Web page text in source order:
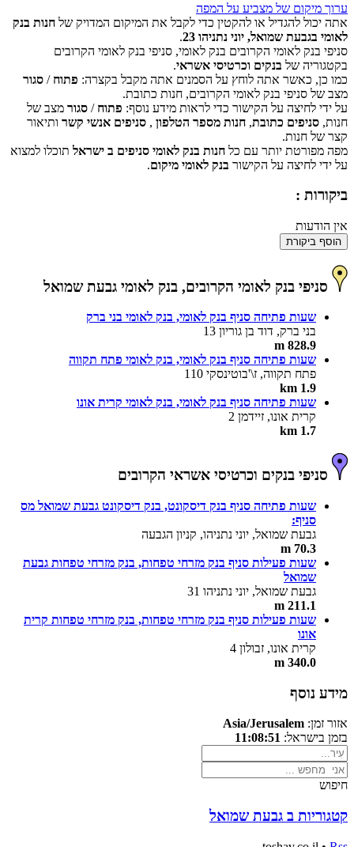
‏דף זה לא יכול לטעון את מפות Google כראוי.
האם האתר הזה בבעלותך? אישור
ערוך מיקום של מצביע על המפה
אתה יכול להגדיל או להקטין כדי לקבל את המיקום המדויק של חנות בנק
לאומי בגבעת שמואל, יוני נתניהו 23
.
סניפי בנק לאומי הקרובים בנק לאומי, סניפי בנק לאומי הקרובים
בקטגוריה של בנקים וכרטיסי אשראי.
כמו כן, כאשר אתה לוחץ על הסמנים אתה מקבל בקצרה: פתוח / סגור
מצב של סניפי בנק לאומי הקרובים, חנות כתובת.
על ידי לחיצה על הקישור כדי לראות מידע נוסף: פתוח / סגור מצב של
חנות, סניפים כתובת, חנות מספר הטלפון , סניפים אנשי קשר ותיאור
קצר של חנות.
מפה מפורטת יותר עם כל חנות בנק לאומי סניפים ב ישראל תוכלו למצוא
על ידי לחיצה על הקישור בנק לאומי מיקום.
ביקורות :
אין הודעות
הוסף ביקורת
סניפי בנק לאומי הקרובים, בנק לאומי גבעת שמואל
שעות פתיחה סניף בנק לאומי, בנק לאומי בני ברק
בני ברק, דוד בן גוריון 13
828.9 m
שעות פתיחה סניף בנק לאומי, בנק לאומי פתח תקווה
פתח תקווה, ז\'בוטינסקי 110
1.9 km
שעות פתיחה סניף בנק לאומי, בנק לאומי קרית אונו
קרית אונו, זיידמן 2
1.7 km
סניפי בנקים וכרטיסי אשראי הקרובים
שעות פתיחה סניף בנק דיסקונט, בנק דיסקונט גבעת שמואל מס
סניף:
גבעת שמואל, יוני נתניהו, קניון הגבעה
70.3 m
שעות פעילות סניף בנק מזרחי טפחות, בנק מזרחי טפחות גבעת
שמואל
גבעת שמואל, יוני נתניהו 31
211.1 m
שעות פעילות סניף בנק מזרחי טפחות, בנק מזרחי טפחות קרית
אונו
קרית אונו, זבולון 4
340.0 m
מידע נוסף
אזור זמן: Asia/Jerusalem
בזמן בישראל: 11:08:51
חיפוש
קטגוריות ב גבעת שמואל